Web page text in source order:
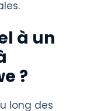
à un
?
long des